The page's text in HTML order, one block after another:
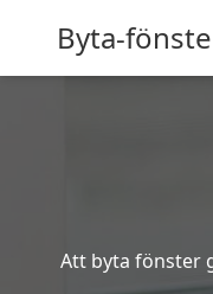
Byta-
Att byta fönster